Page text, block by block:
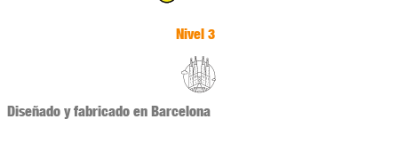
Nivel 3
Diseñado y fabricado en Barcelona